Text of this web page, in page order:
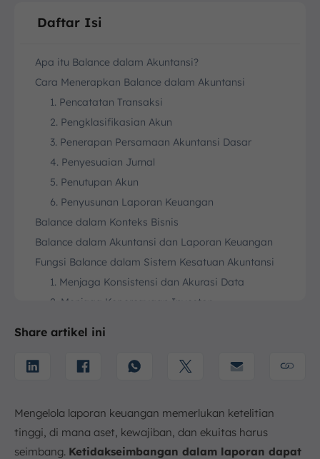
Daftar Isi
Apa itu Balance dalam Akuntansi?
Cara Menerapkan Balance dalam Akuntansi
1. Pencatatan Transaksi
2. Pengklasifikasian Akun
3. Penerapan Persamaan Akuntansi Dasar
4. Penyesuaian Jurnal
5. Penutupan Akun
6. Penyusunan Laporan Keuangan
Balance dalam Konteks Bisnis
Balance dalam Akuntansi dan Laporan Keuangan
Fungsi Balance dalam Sistem Kesatuan Akuntansi
1. Menjaga Konsistensi dan Akurasi Data
2. Menjaga Kepercayaan Investor
5. Mencerminkan Stabilitas Keuangan
7. Mendukung Keberlanjutan dan Pertumbuhan
Jangka Panjang
8. Memperkuat Transparansi Perusahaan
Share artikel ini
Mengelola laporan keuangan memerlukan ketelitian
tinggi, di mana aset, kewajiban, dan ekuitas harus
seimbang. Ketidakseimbangan dalam laporan dapat